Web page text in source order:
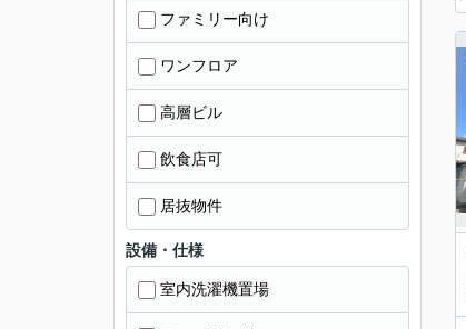
ファミリー向け
ワンフロア
高層ビル
飲食店可
居抜物件
設備・仕様
室内洗濯機置場